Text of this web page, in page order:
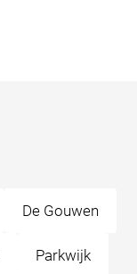
De Gouwen
Parkwijk